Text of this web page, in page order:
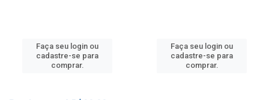
Faça seu login ou
cadastre-se para
comprar.
Faça seu login ou
cadastre-se para
comprar.